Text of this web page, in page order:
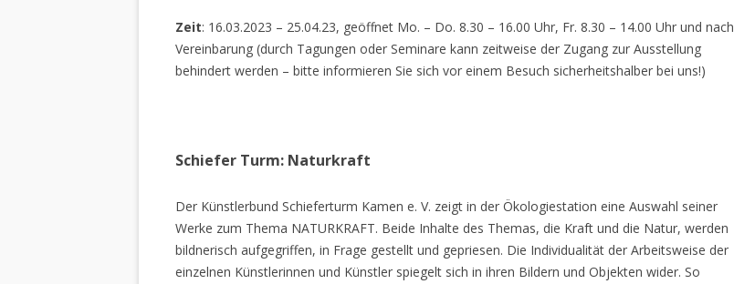
Zeit: 16.03.2023 – 25.04.23, geöffnet Mo. – Do. 8.30 – 16.00 Uhr, Fr. 8.30 – 14.00 Uhr und nach
Vereinbarung (durch Tagungen oder Seminare kann zeitweise der Zugang zur Ausstellung
behindert werden – bitte informieren Sie sich vor einem Besuch sicherheitshalber bei uns!)
Schiefer Turm: Naturkraft
Der Künstlerbund Schieferturm Kamen e. V. zeigt in der Ökologiestation eine Auswahl seiner
Werke zum Thema NATURKRAFT. Beide Inhalte des Themas, die Kraft und die Natur, werden
bildnerisch aufgegriffen, in Frage gestellt und gepriesen. Die Individualität der Arbeitsweise der
einzelnen Künstlerinnen und Künstler spiegelt sich in ihren Bildern und Objekten wider. So